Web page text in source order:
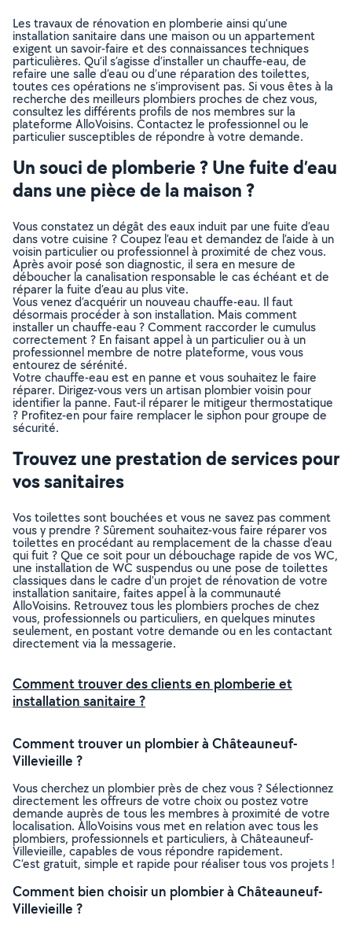
Les travaux de rénovation en plomberie ainsi qu’une
installation sanitaire dans une maison ou un appartement
exigent un savoir-faire et des connaissances techniques
particulières. Qu’il s’agisse d’installer un chauffe-eau, de
refaire une salle d’eau ou d’une réparation des toilettes,
toutes ces opérations ne s’improvisent pas. Si vous êtes à la
recherche des meilleurs plombiers proches de chez vous,
consultez les différents profils de nos membres sur la
plateforme AlloVoisins. Contactez le professionnel ou le
particulier susceptibles de répondre à votre demande.
Un souci de plomberie ? Une fuite d’eau
dans une pièce de la maison ?
Vous constatez un dégât des eaux induit par une fuite d’eau
dans votre cuisine ? Coupez l’eau et demandez de l’aide à un
voisin particulier ou professionnel à proximité de chez vous.
Après avoir posé son diagnostic, il sera en mesure de
déboucher la canalisation responsable le cas échéant et de
réparer la fuite d’eau au plus vite.
Vous venez d’acquérir un nouveau chauffe-eau. Il faut
désormais procéder à son installation. Mais comment
installer un chauffe-eau ? Comment raccorder le cumulus
correctement ? En faisant appel à un particulier ou à un
professionnel membre de notre plateforme, vous vous
entourez de sérénité.
Votre chauffe-eau est en panne et vous souhaitez le faire
réparer. Dirigez-vous vers un artisan plombier voisin pour
identifier la panne. Faut-il réparer le mitigeur thermostatique
? Profitez-en pour faire remplacer le siphon pour groupe de
sécurité.
Trouvez une prestation de services pour
vos sanitaires
Vos toilettes sont bouchées et vous ne savez pas comment
vous y prendre ? Sûrement souhaitez-vous faire réparer vos
toilettes en procédant au remplacement de la chasse d’eau
qui fuit ? Que ce soit pour un débouchage rapide de vos WC,
une installation de WC suspendus ou une pose de toilettes
classiques dans le cadre d’un projet de rénovation de votre
installation sanitaire, faites appel à la communauté
AlloVoisins. Retrouvez tous les plombiers proches de chez
vous, professionnels ou particuliers, en quelques minutes
seulement, en postant votre demande ou en les contactant
directement via la messagerie.
Comment trouver des clients en plomberie et
installation sanitaire ?
Comment trouver un plombier à Châteauneuf-
Villevieille ?
Vous cherchez un plombier près de chez vous ? Sélectionnez
directement les offreurs de votre choix ou postez votre
demande auprès de tous les membres à proximité de votre
localisation. AlloVoisins vous met en relation avec tous les
plombiers, professionnels et particuliers, à Châteauneuf-
Villevieille, capables de vous répondre rapidement.
C’est gratuit, simple et rapide pour réaliser tous vos projets !
Comment bien choisir un plombier à Châteauneuf-
Villevieille ?